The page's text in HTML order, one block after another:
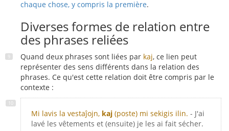
chaque chose, y compris la première.
Diverses formes de relation entre
des phrases reliées
Quand deux phrases sont liées par kaj, ce lien peut
représenter des sens différents dans la relation des
phrases. Ce qu'est cette relation doit être compris par le
contexte :
Mi lavis la vestaĵojn, kaj (poste) mi sekigis ilin. - J'ai
lavé les vêtements et (ensuite) je les ai fait sécher.